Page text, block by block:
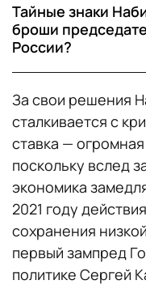
Тайные знаки
броши
России?
За свои решения
сталкивается с
ставка —
поскольку вслед
экономика
2021 году
сохранения
первый зампред
политике Сергей